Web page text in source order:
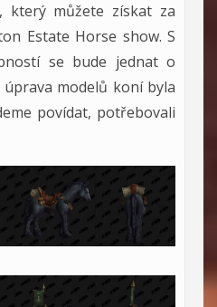
který můžete získat za
Estate Horse show. S
se bude jednat o
modelů koní byla
povídat, potřebovali